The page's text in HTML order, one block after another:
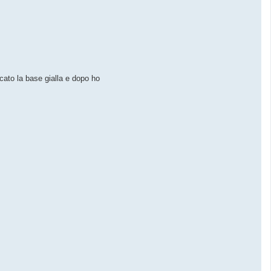
la base gialla e dopo ho